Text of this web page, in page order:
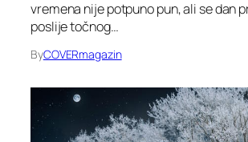
vremena nije potpuno pun, ali se dan
poslije točnog…
ByCOVERmagazin